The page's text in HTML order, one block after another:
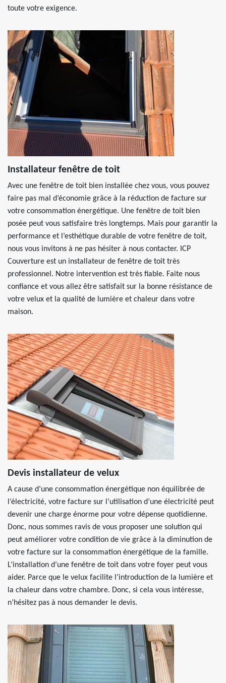
toute votre exigence.
Installateur fenêtre de toit
Avec une fenêtre de toit bien installée chez vous, vous pouvez
faire pas mal d’économie grâce à la réduction de facture sur
votre consommation énergétique. Une fenêtre de toit bien
posée peut vous satisfaire très longtemps. Mais pour garantir la
performance et l’esthétique durable de votre fenêtre de toit,
nous vous invitons à ne pas hésiter à nous contacter. ICP
Couverture est un installateur de fenêtre de toit très
professionnel. Notre intervention est très fiable. Faite nous
confiance et vous allez être satisfait sur la bonne résistance de
votre velux et la qualité de lumière et chaleur dans votre
maison.
Devis installateur de velux
A cause d’une consommation énergétique non équilibrée de
l’électricité, votre facture sur l’utilisation d’une électricité peut
devenir une charge énorme pour votre dépense quotidienne.
Donc, nous sommes ravis de vous proposer une solution qui
peut améliorer votre condition de vie grâce à la diminution de
votre facture sur la consommation énergétique de la famille.
L’installation d’une fenêtre de toit dans votre foyer peut vous
aider. Parce que le velux facilite l’introduction de la lumière et
la chaleur dans votre chambre. Donc, si cela vous intéresse,
n’hésitez pas à nous demander le devis.